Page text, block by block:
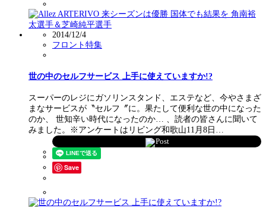
2014/12/4
フロント特集
世の中のセルフサービス 上手に使えていますか!?
スーパーのレジにガソリンスタンド、エステなど、今やさまざ
まなサービスが〝セルフ〞に。果たして便利な世の中になった
のか、 世知辛い時代になったのか… 、読者の皆さんに聞いて
みました。※アンケートはリビング和歌山11月8日…
Post
Save